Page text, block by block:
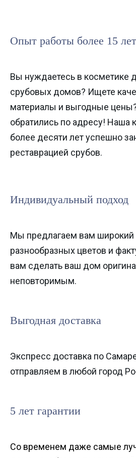
Опыт работы более 15 лет
Вы нуждаетесь в косметике
срубовых домов? Ищете
материалы и выгодные
обратились по адресу! Наша
более десяти лет успешно
реставрацией срубов.
Индивидуальный подход
Мы предлагаем вам широкий
разнообразных цветов и
вам сделать ваш дом
неповторимым.
Выгодная доставка
Экспресс доставка по
отправляем в любой город
5 лет гарантии
Со временем даже самые